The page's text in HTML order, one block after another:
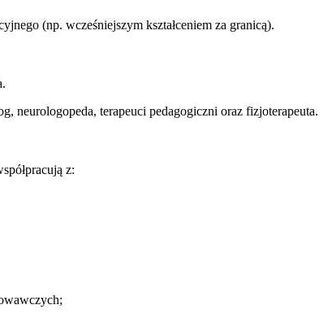
(np. wcześniejszym kształceniem za granicą).
neurologopeda, terapeuci pedagogiczni oraz fizjoterapeuta.
z: